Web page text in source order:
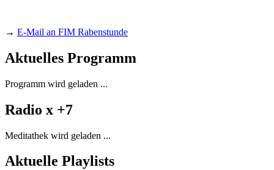
→ E-Mail an FIM Rabenstunde
Aktuelles Programm
Programm wird geladen ...
Radio x +7
Meditathek wird geladen ...
Aktuelle Playlists